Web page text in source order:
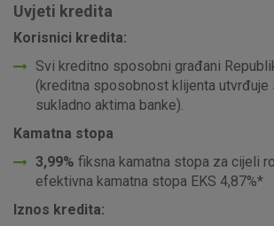
Uvjeti kredita
Korisnici kredita:
Svi kreditno sposobni građani
(kreditna sposobnost klijenta utvrđuje
sukladno aktima banke).
Kamatna stopa
3,99% fiksna kamatna stopa za cijeli
efektivna kamatna stopa EKS 4,87%*
Iznos kredita: